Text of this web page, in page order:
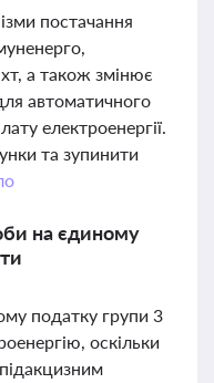
постачання
а також змінює
автоматичного
електроенергії.
та зупинити
на єдиному
податку групи 3
оскільки